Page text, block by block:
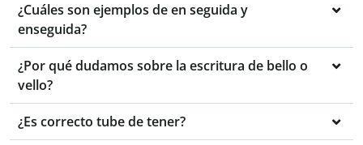
¿Cuáles son ejemplos de en seguida y
enseguida?
¿Por qué dudamos sobre la escritura de bello o
vello?
¿Es correcto tube de tener?